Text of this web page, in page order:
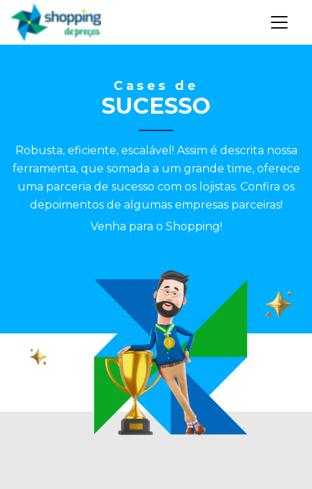
Cases de
SUCESSO
Robusta, eficiente, escalável! Assim é descrita nossa
ferramenta, que somada a um grande time, oferece
uma parceria de sucesso com os lojistas. Confira os
depoimentos de algumas empresas parceiras!
Venha para o Shopping!